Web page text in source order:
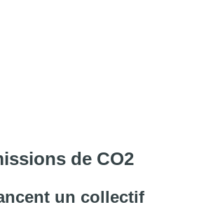
de CO2
un collectif